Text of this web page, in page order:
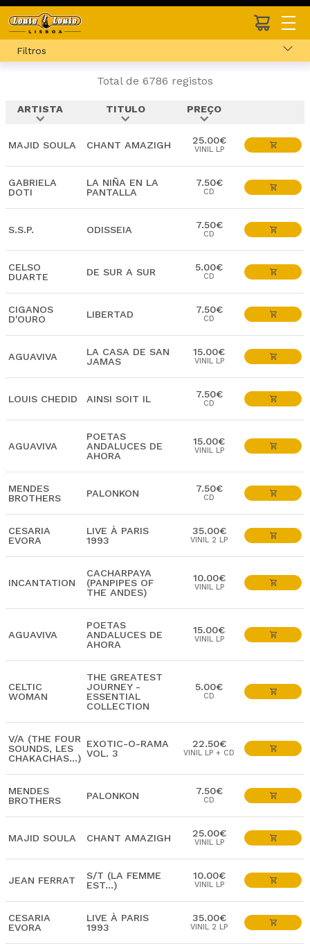
Filtros
Total de 6786 registos
ARTISTA
expand_more
TITULO
expand_more
PREÇO
expand_more
MAJID SOULA CHANT AMAZIGH 25.00€
VINIL LP
GABRIELA
DOTI
LA NIÑA EN LA
PANTALLA
7.50€
CD
S.S.P. ODISSEIA 7.50€
CD
CELSO
DUARTE
DE SUR A SUR 5.00€
CD
CIGANOS
D'OURO
LIBERTAD 7.50€
CD
AGUAVIVA
LA CASA DE SAN
JAMAS
15.00€
VINIL LP
LOUIS CHEDID AINSI SOIT IL 7.50€
CD
AGUAVIVA
POETAS
ANDALUCES DE
AHORA
15.00€
VINIL LP
MENDES
BROTHERS
PALONKON 7.50€
CD
CESARIA
EVORA
LIVE À PARIS
1993
35.00€
VINIL 2 LP
INCANTATION
CACHARPAYA
(PANPIPES OF
THE ANDES)
10.00€
VINIL LP
AGUAVIVA
POETAS
ANDALUCES DE
AHORA
15.00€
VINIL LP
CELTIC
WOMAN
THE GREATEST
JOURNEY -
ESSENTIAL
COLLECTION
5.00€
CD
V/A (THE FOUR
SOUNDS, LES
CHAKACHAS...)
EXOTIC-O-RAMA
VOL. 3
22.50€
VINIL LP + CD
MENDES
BROTHERS
PALONKON 7.50€
CD
MAJID SOULA CHANT AMAZIGH 25.00€
VINIL LP
JEAN FERRAT
S/T (LA FEMME
EST...)
10.00€
VINIL LP
CESARIA
EVORA
LIVE À PARIS
1993
35.00€
VINIL 2 LP